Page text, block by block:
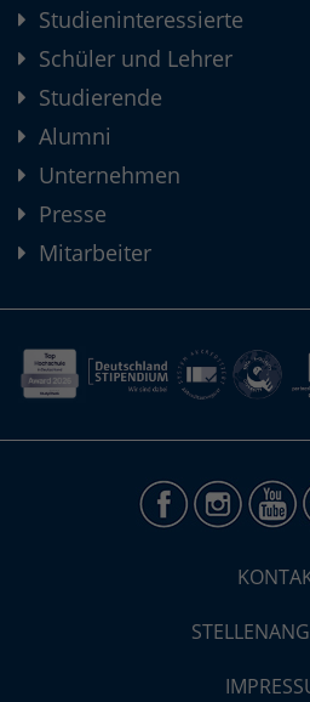
Studieninteressierte
Schüler und Lehrer
Studierende
Alumni
Unternehmen
Presse
Mitarbeiter